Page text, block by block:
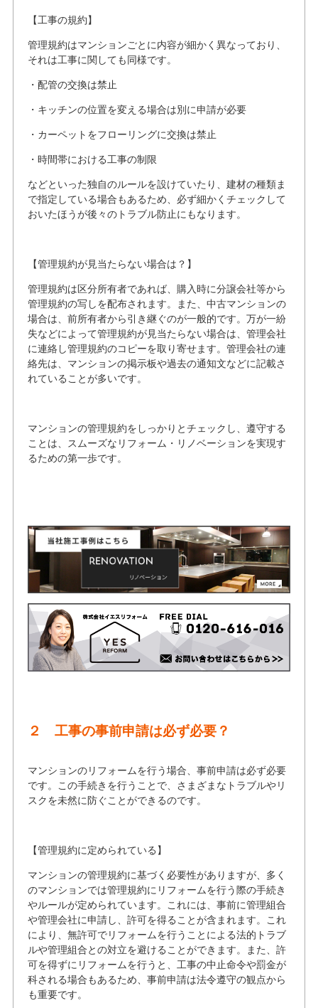
【工事の規約】
管理規約はマンションごとに内容が細かく異なっており、
それは工事に関しても同様です。
・配管の交換は禁止
・キッチンの位置を変える場合は別に申請が必要
・カーペットをフローリングに交換は禁止
・時間帯における工事の制限
などといった独自のルールを設けていたり、建材の種類ま
で指定している場合もあるため、必ず細かくチェックして
おいたほうが後々のトラブル防止にもなります。
【管理規約が見当たらない場合は？】
管理規約は区分所有者であれば、購入時に分譲会社等から
管理規約の写しを配布されます。また、中古マンションの
場合は、前所有者から引き継ぐのが一般的です。万が一紛
失などによって管理規約が見当たらない場合は、管理会社
に連絡し管理規約のコピーを取り寄せます。管理会社の連
絡先は、マンションの掲示板や過去の通知文などに記載さ
れていることが多いです。
マンションの管理規約をしっかりとチェックし、遵守する
ことは、スムーズなリフォーム・リノベーションを実現す
るための第一歩です。
２ 工事の事前申請は必ず必要？
マンションのリフォームを行う場合、事前申請は必ず必要
です。この手続きを行うことで、さまざまなトラブルやリ
スクを未然に防ぐことができるのです。
【管理規約に定められている】
マンションの管理規約に基づく必要性がありますが、多く
のマンションでは管理規約にリフォームを行う際の手続き
やルールが定められています。これには、事前に管理組合
や管理会社に申請し、許可を得ることが含まれます。これ
により、無許可でリフォームを行うことによる法的トラブ
ルや管理組合との対立を避けることができます。また、許
可を得ずにリフォームを行うと、工事の中止命令や罰金が
科される場合もあるため、事前申請は法令遵守の観点から
も重要です。